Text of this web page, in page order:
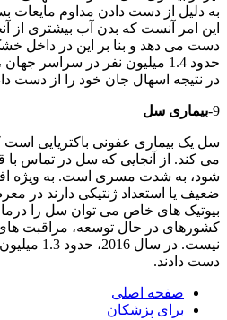
به دلیل از دست دادن مداوم
این امر آنست که بدن آب بیشتری از
حدود 1.4 میلیون نفر در سراسر
در نتیجه اسهال جان خود را از دست
9- بیماری سل
سل یک بیماری عفونی باکتریایی است
می کند. از آنجایی که سل در تماس
شود، به شدت مسری است. به ویژه
ضعیف یا استعداد ژنتیکی دارند در
بیوتیک های خاص می توان سل را
کشورهای در حال توسعه، مراقبت
نیست. در
دست دادند.
صفحه اصلی
برای پزشکان